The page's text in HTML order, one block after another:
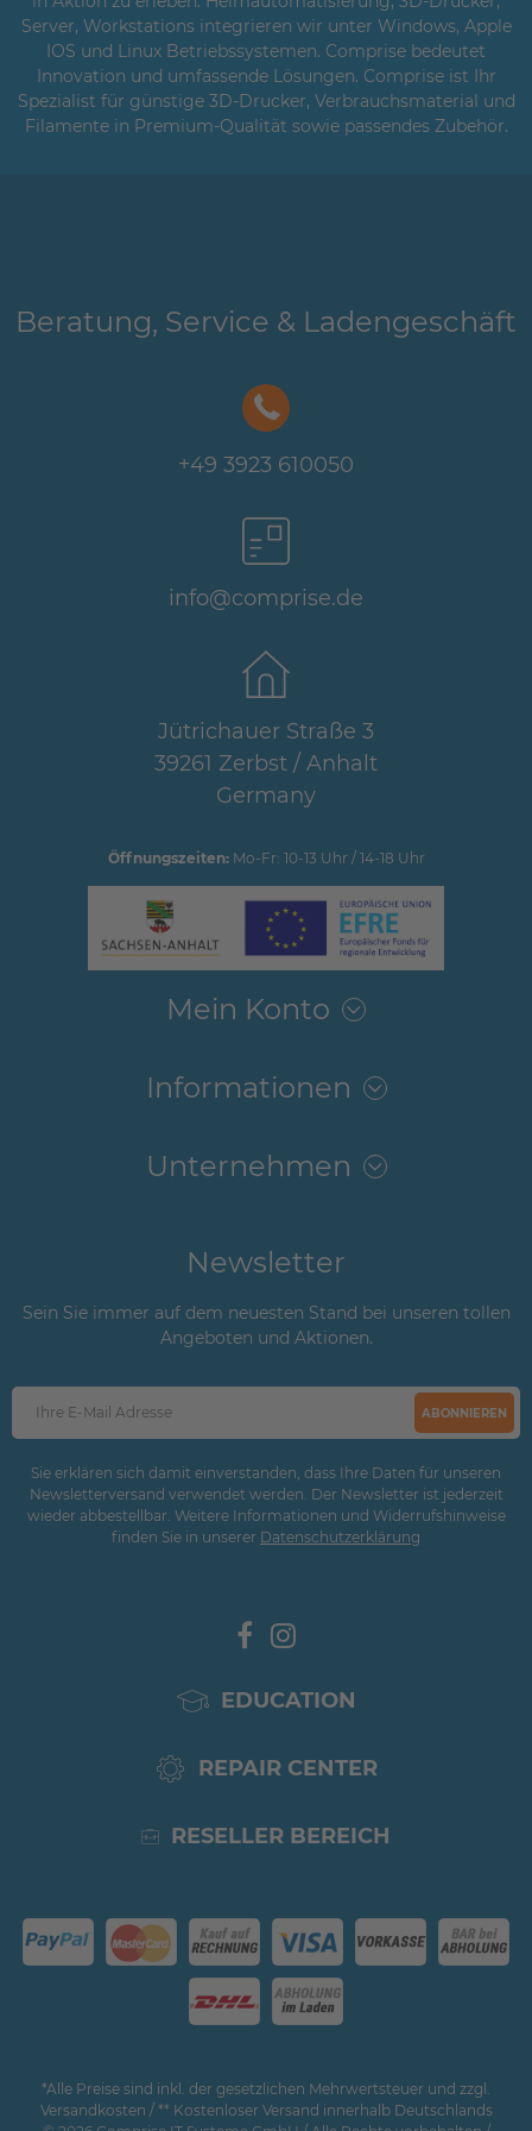
Server, Workstations integrieren wir unter Windows, Apple
IOS und Linux Betriebssystemen. Comprise bedeutet
Innovation und umfassende Lösungen. Comprise ist Ihr
Spezialist für günstige 3D-Drucker, Verbrauchsmaterial und
Filamente in Premium-Qualität sowie passendes Zubehör.
Beratung, Service & Ladengeschäft
+49 3923 610050
info@comprise.de
Jütrichauer Straße 3
39261 Zerbst / Anhalt
Germany
Öffnungszeiten:Mo-Fr: 10-13 Uhr / 14-18 Uhr
Mein Konto
Informationen
Unternehmen
Newsletter
Sein Sie immer auf dem neuesten Stand bei unseren tollen
Angeboten und Aktionen.
ABONNIEREN
Sie erklären sich damit einverstanden, dass Ihre Daten für unseren
Newsletterversand verwendet werden. Der Newsletter ist jederzeit
wieder abbestellbar. Weitere Informationen und Widerrufshinweise
finden Sie in unserer Daten­schutz­erklärung
EDUCATION
REPAIR CENTER
RESELLER BEREICH
*Alle Preise sind inkl. der gesetzlichen Mehrwertsteuer und zzgl.
Versandkosten / ** Kostenloser Versand innerhalb Deutschlands